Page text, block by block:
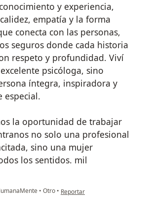
y experiencia,
empatía y la forma
conecta con las personas,
seguros donde cada historia
respeto y profundidad. Viví
psicóloga, sino
íntegra, inspiradora y
especial.
la oportunidad de trabajar
no solo una profesional
sino una mujer
los sentidos. mil
• Otro • en opinión del usuario Nestor
Reportar